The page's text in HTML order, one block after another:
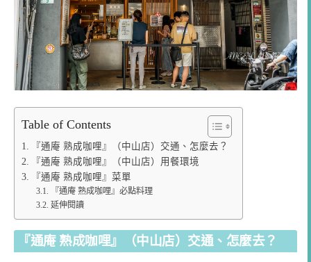
Table of Contents
『通庵 熟成咖哩』（中山店）交通、怎麼去？
『通庵 熟成咖哩』（中山店）用餐環境
『通庵 熟成咖哩』菜單
『通庵 熟成咖哩』必點料理
延伸閱讀
『通庵 熟成咖哩』（中山店）交通、怎麼去？